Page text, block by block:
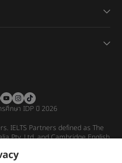
รศึกษา IDP ปี 2026
IELTS Partners defined as The
Pty. Ltd. and Cambridge English